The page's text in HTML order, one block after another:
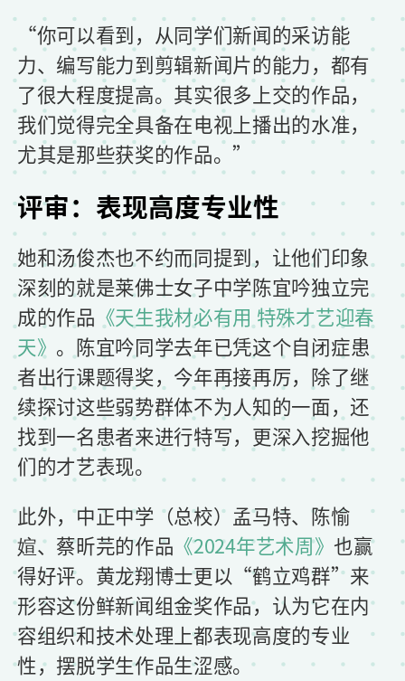
“你可以看到，从同学们新闻的采访能
力、编写能力到剪辑新闻片的能力，都有
了很大程度提高。其实很多上交的作品，
我们觉得完全具备在电视上播出的水准，
尤其是那些获奖的作品。”
评审：表现高度专业性
她和汤俊杰也不约而同提到，让他们印象
深刻的就是莱佛士女子中学陈宜吟独立完
成的作品 《天生我材必有用 特殊才艺迎春
天》 。陈宜吟同学去年已凭这个自闭症患
者出行课题得奖，今年再接再厉，除了继
续探讨这些弱势群体不为人知的一面，还
找到一名患者来进行特写，更深入挖掘他
们的才艺表现。
此外，中正中学（总校）孟马特、陈愉
媗、蔡昕芫的作品 《2024年艺术周》 也赢
得好评。黄龙翔博士更以“鹤立鸡群”来
形容这份鲜新闻组金奖作品，认为它在内
容组织和技术处理上都表现高度的专业
性，摆脱学生作品生涩感。